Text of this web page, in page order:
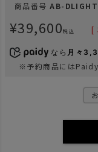
商品番号 AB-
¥39,600税込 [
なら 月々
※予約商品にはPaidy